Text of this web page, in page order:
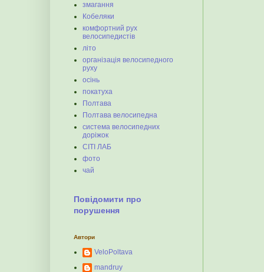
змагання
Кобеляки
комфортний рух
велосипедистів
літо
організація велосипедного
руху
осінь
покатуха
Полтава
Полтава велосипедна
система велосипедних
доріжок
СІТІ ЛАБ
фото
чай
Повідомити про
порушення
Автори
VeloPoltava
mandruy